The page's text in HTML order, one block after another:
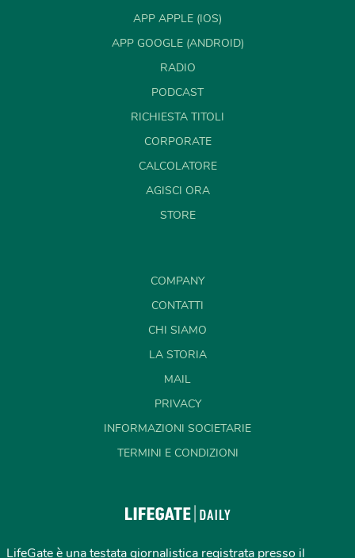
APP APPLE (IOS)
APP GOOGLE (ANDROID)
RADIO
PODCAST
RICHIESTA TITOLI
CORPORATE
CALCOLATORE
AGISCI ORA
STORE
COMPANY
CONTATTI
CHI SIAMO
LA STORIA
MAIL
PRIVACY
INFORMAZIONI SOCIETARIE
TERMINI E CONDIZIONI
LifeGate è una testata giornalistica registrata presso il